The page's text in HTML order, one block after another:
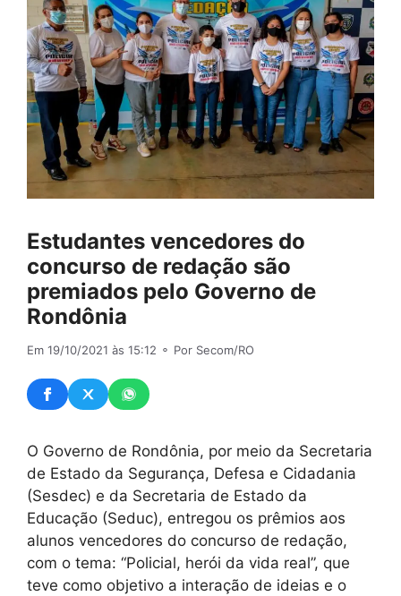
Estudantes vencedores do
concurso de redação são
premiados pelo Governo de
Rondônia
Em 19/10/2021 às 15:12 ⚬ Por Secom/RO
O Governo de Rondônia, por meio da Secretaria
de Estado da Segurança, Defesa e Cidadania
(Sesdec) e da Secretaria de Estado da
Educação (Seduc), entregou os prêmios aos
alunos vencedores do concurso de redação,
com o tema: “Policial, herói da vida real”, que
teve como objetivo a interação de ideias e o